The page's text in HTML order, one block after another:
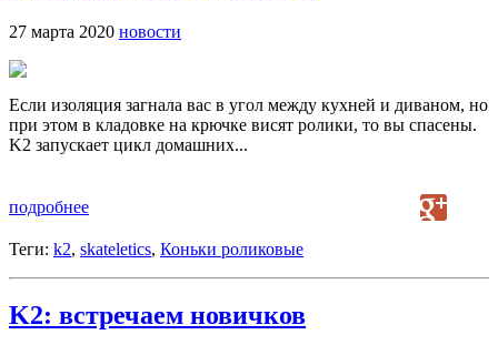
27 марта 2020 новости
Если изоляция загнала вас в угол между кухней и диваном, но
при этом в кладовке на крючке висят ролики, то вы спасены.
K2 запускает цикл домашних...
подробнее
Теги: k2, skateletics, Коньки роликовые
K2: встречаем новичков